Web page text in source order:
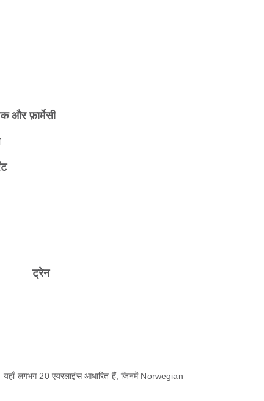
और फ़ार्मेसी
ट्रेन
यहाँ लगभग 20 एयरलाइंस आधारित हैं, जिनमें Norwegian